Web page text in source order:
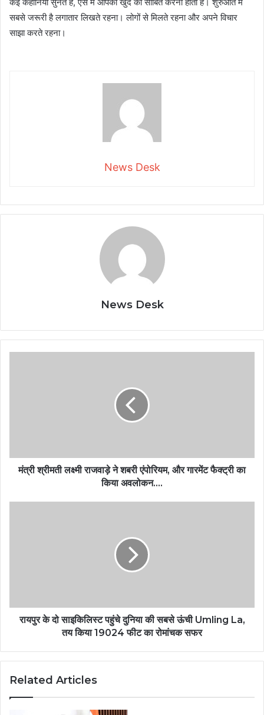
कई कहानियां सुनते हैं, ऐसे में आपको खुद को साबित करना होता है। शुरुआत में
सबसे जरूरी है लगातार लिखते रहना। लोगों से मिलते रहना और अपने विचार
साझा करते रहना।
News Desk
News Desk
मंत्री श्रीमती लक्ष्मी राजवाड़े ने शबरी एंपोरियम, और गारमेंट फैक्ट्री का
किया अवलोकन….
रायपुर के दो साइकिलिस्ट पहुंचे दुनिया की सबसे ऊंची Umling La,
तय किया 19024 फीट का रोमांचक सफर
Related Articles